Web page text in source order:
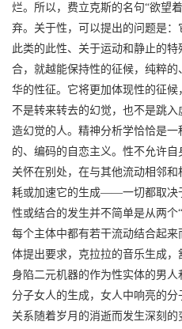
烂。所以，费立克斯的名句“欲望
弃。关于性，可以提出的问题是
此类的此性、关于运动和静止的
合，就越能保持性的征候，纯粹
华的性征。它将更加体现性的征
不是转来转去的幻觉，也不是跳
造幻觉的人。精神分析学恰恰是
的、编码的自恋主义。性不允许
关怀在别处，在与其他流动相邻
耗或加速它的生成——一切都取决
性或结合的发生并不简单是从两
每个主体中都有若干流动结合起
体提出要求，克拉拉的音乐生成
身陷二元机器的作为性实体的男
分子女人的生成，女人中响亮的
关系随着岁月的消逝而发生深刻